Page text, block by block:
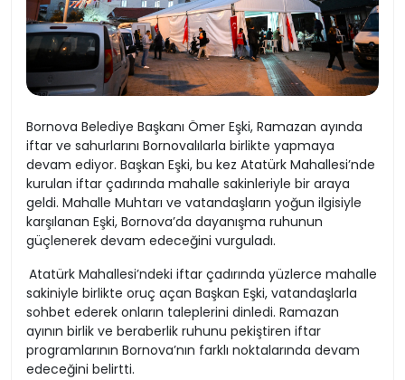
Bornova Belediye Başkanı Ömer Eşki, Ramazan ayında
iftar ve sahurlarını Bornovalılarla birlikte yapmaya
devam ediyor. Başkan Eşki, bu kez Atatürk Mahallesi’nde
kurulan iftar çadırında mahalle sakinleriyle bir araya
geldi. Mahalle Muhtarı ve vatandaşların yoğun ilgisiyle
karşılanan Eşki, Bornova’da dayanışma ruhunun
güçlenerek devam edeceğini vurguladı.
Atatürk Mahallesi’ndeki iftar çadırında yüzlerce mahalle
sakiniyle birlikte oruç açan Başkan Eşki, vatandaşlarla
sohbet ederek onların taleplerini dinledi. Ramazan
ayının birlik ve beraberlik ruhunu pekiştiren iftar
programlarının Bornova’nın farklı noktalarında devam
edeceğini belirtti.